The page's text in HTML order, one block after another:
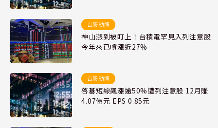
台股動態
神山漲到被盯上！台積電罕見入列注意股
今年來已噴漲近27%
台股動態
啓碁短線飆漲逾50%遭列注意股 12月賺
4.07億元 EPS 0.85元